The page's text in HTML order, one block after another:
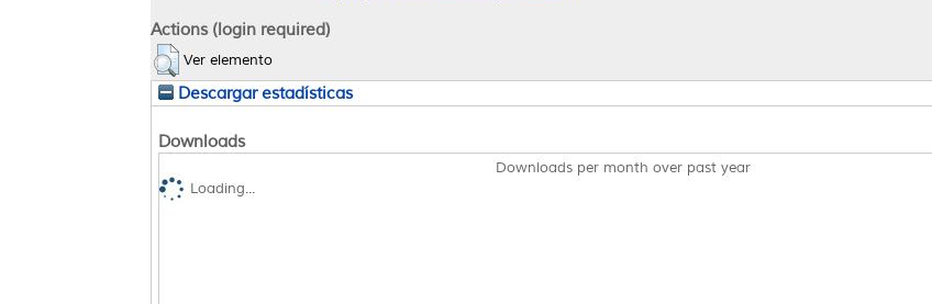
Actions (login required)
Ver elemento
Descargar estadísticas
Downloads
Downloads per month over past year
Loading...